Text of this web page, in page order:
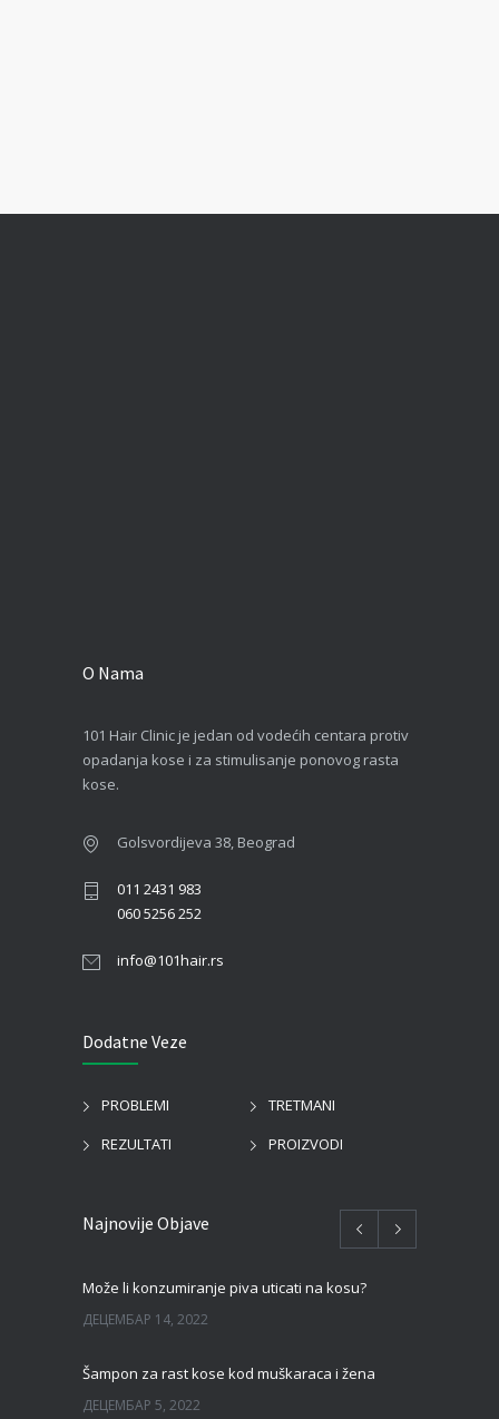
O Nama
101 Hair Clinic je jedan od vodećih centara protiv
opadanja kose i za stimulisanje ponovog rasta
kose.
Golsvordijeva 38, Beograd
011 2431 983
060 5256 252
info@101hair.rs
Dodatne Veze
PROBLEMI
TRETMANI
REZULTATI
PROIZVODI
Najnovije Objave
Može li konzumiranje piva uticati na kosu?
ДЕЦЕМБАР 14, 2022
Šampon za rast kose kod muškaraca i žena
ДЕЦЕМБАР 5, 2022